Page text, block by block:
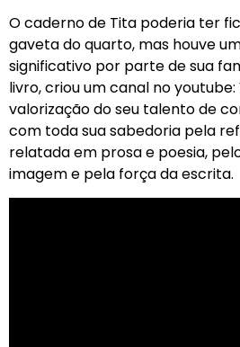
O caderno de Tita poderia ter
gaveta do quarto, mas houve
significativo por parte de sua
livro, criou um canal no
valorização do seu talento de
com toda sua sabedoria pela
relatada em prosa e poesia,
imagem e pela força da escrita.